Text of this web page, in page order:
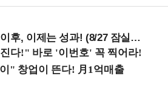
, 이제는 성과! (8/27 잠실역)